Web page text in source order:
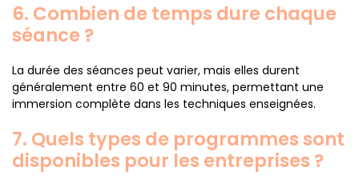
6. Combien de temps dure chaque
séance ?
La durée des séances peut varier, mais elles durent
généralement entre 60 et 90 minutes, permettant une
immersion complète dans les techniques enseignées.
7. Quels types de programmes sont
disponibles pour les entreprises ?